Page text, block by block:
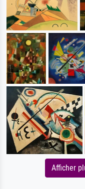
Afficher